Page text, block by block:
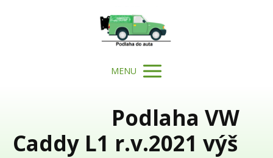
MENU
Podlaha VW
Caddy L1 r.v.2021 výš